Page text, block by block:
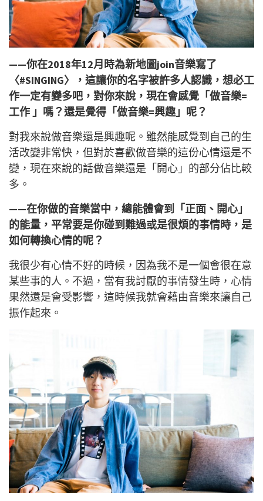
——你在2018年12月時為新地圖join音樂寫了
〈#SINGING〉，這讓你的名字被許多人認識，想必工
作一定有變多吧，對你來說，現在會感覺「做音樂=
工作 」嗎？還是覺得「做音樂=興趣」呢？
對我來說做音樂還是興趣呢。雖然能感覺到自己的生
活改變非常快，但對於喜歡做音樂的這份心情還是不
變，現在來說的話做音樂還是「開心」的部分佔比較
多。
——在你做的音樂當中，總能體會到「正面、開心」
的能量，平常要是你碰到難過或是很煩的事情時，是
如何轉換心情的呢？
我很少有心情不好的時候，因為我不是一個會很在意
某些事的人。不過，當有我討厭的事情發生時，心情
果然還是會受影響，這時候我就會藉由音樂來讓自己
振作起來。